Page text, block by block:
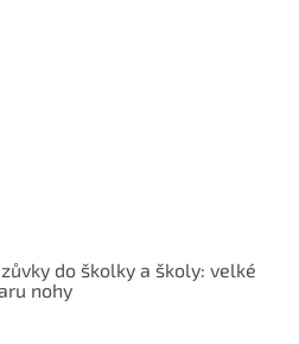
do školky a školy: velké
nohy